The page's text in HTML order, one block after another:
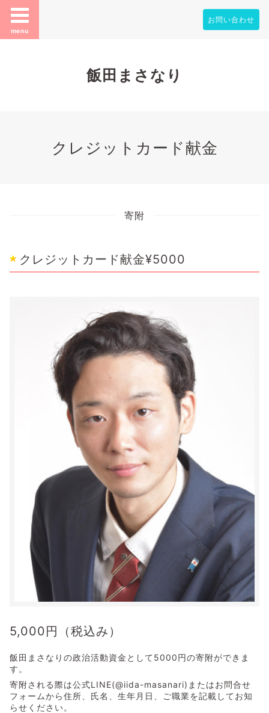
menu
お問い合わせ
飯田まさなり
クレジットカード献金
寄附
クレジットカード献金¥5000
5,000円（税込み）
飯田まさなりの政治活動資金として5000円の寄附ができま
す。
寄附される際は公式LINE(@iida-masanari)またはお問合せ
フォームから住所、氏名、生年月日、ご職業を記載してお知
らせください。